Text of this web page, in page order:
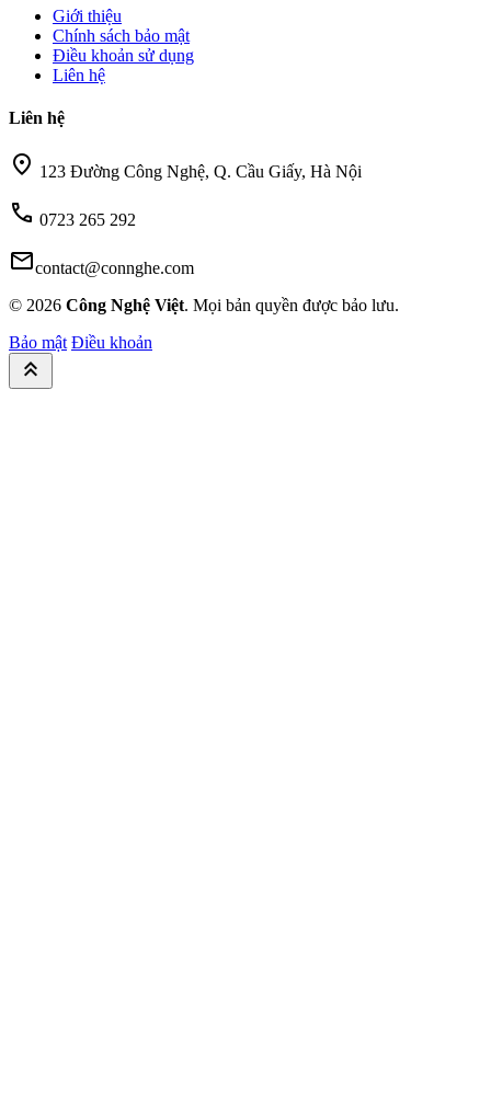
Giới thiệu
Chính sách bảo mật
Điều khoản sử dụng
Liên hệ
Liên hệ
location_on 123 Đường Công Nghệ, Q. Cầu Giấy, Hà Nội
call 0723 265 292
mailcontact@connghe.com
© 2026 Công Nghệ Việt. Mọi bản quyền được bảo lưu.
Bảo mật Điều khoản
keyboard_double_arrow_up